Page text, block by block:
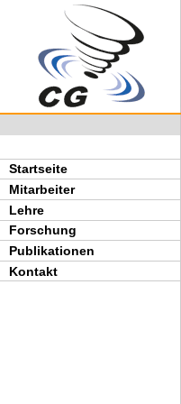
Direkt zum Inhalt
Startseite
Mitarbeiter
Lehre
Forschung
Publikationen
Kontakt